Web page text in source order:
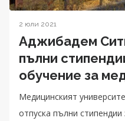
2 юли 2021
Аджибадем
пълни
обучение за
Медицинският
отпуска пълни